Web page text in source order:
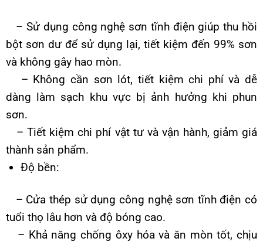
– Sử dụng công nghệ sơn tĩnh điện giúp thu hồi
bột sơn dư để sử dụng lại, tiết kiệm đến 99% sơn
và không gây hao mòn.
– Không cần sơn lót, tiết kiệm chi phí và dễ
dàng làm sạch khu vực bị ảnh hưởng khi phun
sơn.
– Tiết kiệm chi phí vật tư và vận hành, giảm giá
thành sản phẩm.
Độ bền:
– Cửa thép sử dụng công nghệ sơn tĩnh điện có
tuổi thọ lâu hơn và độ bóng cao.
– Khả năng chống ôxy hóa và ăn mòn tốt, chịu